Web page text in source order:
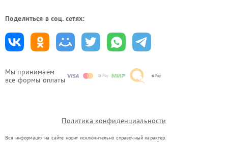
Мы принимаем
все формы оплаты
Поделиться в соц. сетях:
Политика конфиденциальности
Вся информация на сайте носит исключительно справочный характер.